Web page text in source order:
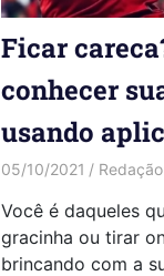
Ficar
conhecer
usando
05/10/2021 Redação
Você é daqueles
gracinha ou tirar
brincando com a